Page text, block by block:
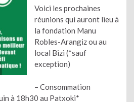
Voici les prochaines
réunions qui auront lieu à
la fondation Manu
Robles-Arangiz ou au
local Bizi (*sauf
exception)
– Consommation
à 18h30 au Patxoki*